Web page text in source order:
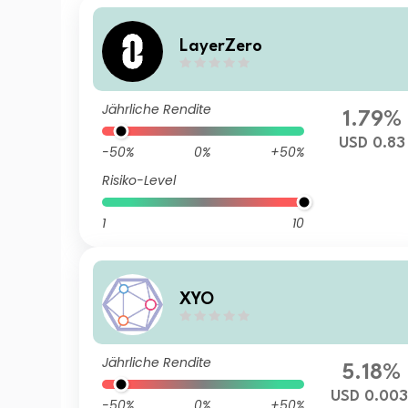
LayerZero
Jährliche Rendite
-50% 0%
+50%
Risiko-Level
1 10
1.79%
USD 0.83
XYO
Jährliche Rendite 5.18%
USD